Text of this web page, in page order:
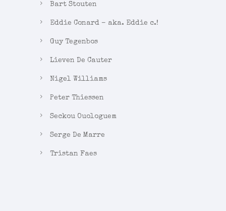
Bart Stouten
Eddie Conard – aka. Eddie c.!
Guy Tegenbos
Lieven De Cauter
Nigel Williams
Peter Thiessen
Seckou Ouologuem
Serge De Marre
Tristan Faes